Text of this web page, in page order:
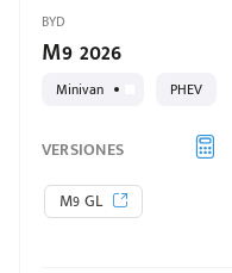
Escríbenos
+528121278366
Código
Postal
Ingresar
M9 2026
BYD
Minivan PHEV
VERSIONES
M9 GL